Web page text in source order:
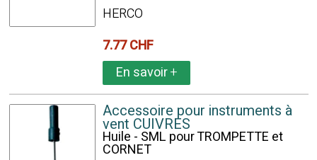
HERCO
7.77 CHF
En savoir+
Accessoire pour instruments à
vent CUIVRES
Huile - SML pour TROMPETTE et
CORNET